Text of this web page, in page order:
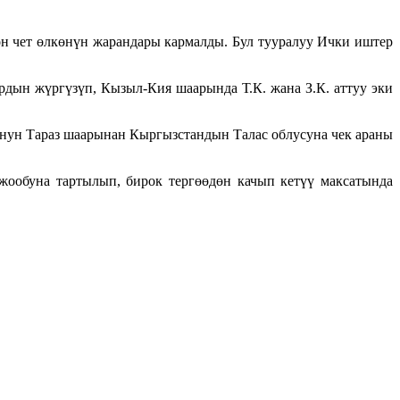
чет өлкөнүн жарандары кармалды. Бул тууралуу Ички иштер
жүргүзүп, Кызыл-Кия шаарында Т.К. жана З.К. аттуу эки
Тараз шаарынан Кыргызстандын Талас облусуна чек араны
тартылып, бирок тергөөдөн качып кетүү максатында